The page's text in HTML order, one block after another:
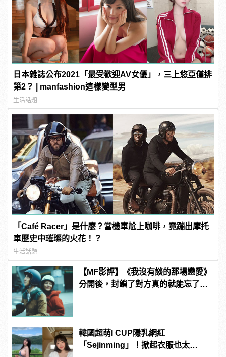
日本雜誌公布2021「最受歡迎AV女優」，三上悠亞僅排
第2？ | manfashion這樣變型男
生活話題
「Café Racer」是什麼？當機車尬上咖啡，竟蹦出摩托
車歷史中璀璨的火花！？
生活話題
【MF影評】《我沒有談的那場戀愛》
分開後，封鎖了對方真的就能忘了他
韓國超萌I CUP隱乳網紅
「Sejinming」！掀起衣服也太